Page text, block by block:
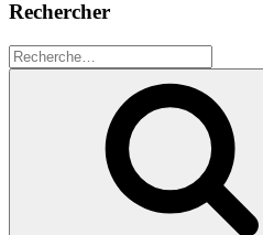
Rechercher
Recherche
pour